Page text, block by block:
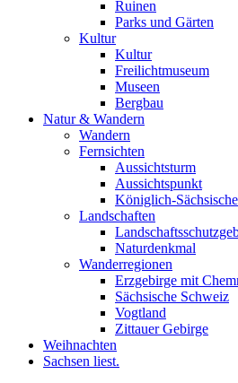
Ruinen
Parks und Gärten
Kultur
Kultur
Freilichtmuseum
Museen
Bergbau
Natur & Wandern
Wandern
Fernsichten
Aussichtsturm
Aussichtspunkt
Königlich-
Landschaften
Naturdenkmal
Wanderregionen
Erzgebirge mit
Sächsische Schweiz
Vogtland
Zittauer Gebirge
Weihnachten
Sachsen liest.